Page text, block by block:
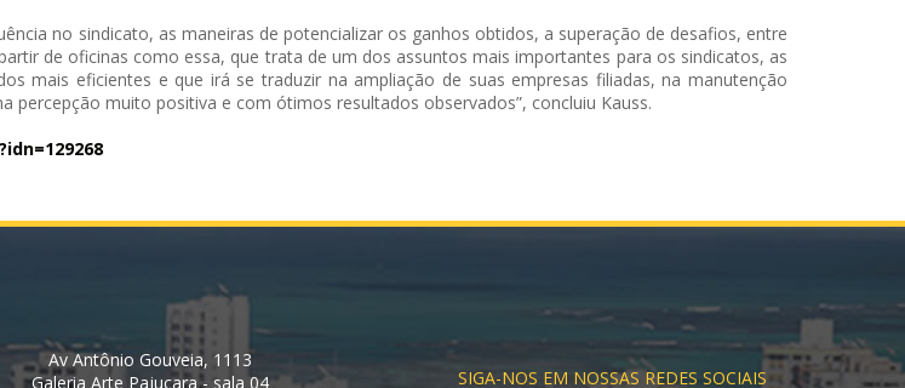
no sindicato, as maneiras de potencializar os ganhos obtidos, a superação de desafios, entre
de oficinas como essa, que trata de um dos assuntos mais importantes para os sindicatos, as
mais eficientes e que irá se traduzir na ampliação de suas empresas filiadas, na manutenção
muito positiva e com ótimos resultados observados”, concluiu Kauss.
129268
Av Antônio Gouveia, 1113
Galeria Arte Pajuçara - sala 04
SIGA-NOS EM NOSSAS REDES SOCIAIS